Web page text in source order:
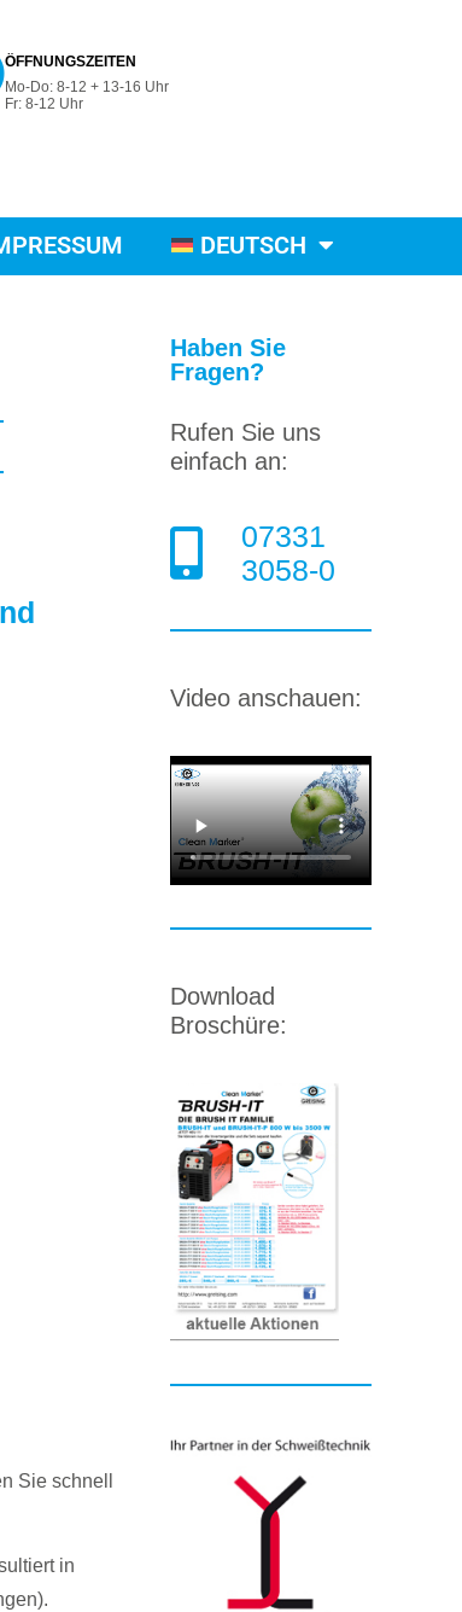
ÖFFNUNGSZEITEN
Mo-Do: 8-12 + 13-16 Uhr
Fr: 8-12 Uhr
DEUTSCH
Sie schnell
in
Haben Sie
Fragen?
Rufen Sie uns
einfach an:
07331
3058-0
Video anschauen:
Download
Broschüre: